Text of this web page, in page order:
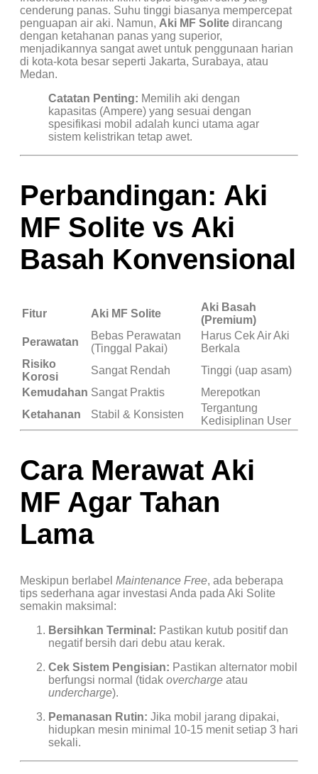
cenderung panas. Suhu tinggi biasanya mempercepat
penguapan air aki. Namun, Aki MF Solite dirancang
dengan ketahanan panas yang superior,
menjadikannya sangat awet untuk penggunaan harian
di kota-kota besar seperti Jakarta, Surabaya, atau
Medan.
Catatan Penting: Memilih aki dengan
kapasitas (Ampere) yang sesuai dengan
spesifikasi mobil adalah kunci utama agar
sistem kelistrikan tetap awet.
Perbandingan: Aki
MF Solite vs Aki
Basah Konvensional
Fitur Aki MF Solite
Aki Basah
(Premium)
Perawatan
Bebas Perawatan
(Tinggal Pakai)
Harus Cek Air Aki
Berkala
Risiko
Korosi
Sangat Rendah
Tinggi (uap asam)
Kemudahan Sangat Praktis
Merepotkan
Ketahanan
Stabil & Konsisten
Tergantung
Kedisiplinan User
Cara Merawat Aki
MF Agar Tahan
Lama
Meskipun berlabel Maintenance Free, ada beberapa
tips sederhana agar investasi Anda pada Aki Solite
semakin maksimal:
Bersihkan Terminal: Pastikan kutub positif dan
negatif bersih dari debu atau kerak.
Cek Sistem Pengisian: Pastikan alternator mobil
berfungsi normal (tidak overcharge atau
undercharge).
Pemanasan Rutin: Jika mobil jarang dipakai,
hidupkan mesin minimal 10-15 menit setiap 3 hari
sekali.